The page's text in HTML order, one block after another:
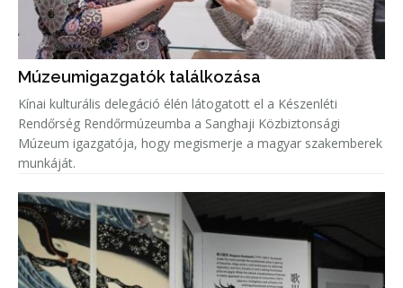
Múzeumigazgatók találkozása
Kínai kulturális delegáció élén látogatott el a Készenléti
Rendőrség Rendőrmúzeumba a Sanghaji Közbiztonsági
Múzeum igazgatója, hogy megismerje a magyar szakemberek
munkáját.